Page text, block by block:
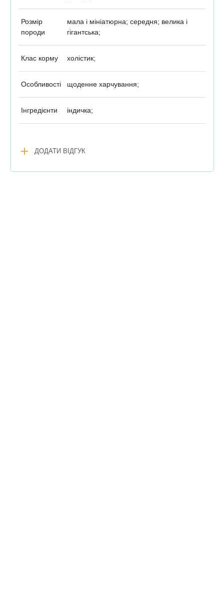
Розмір
породи
мала і мініатюрна; середня; велика і
гігантська;
Клас корму холістик;
Особливості щоденне харчування;
Інгредієнти індичка;
add ДОДАТИ ВІДГУК